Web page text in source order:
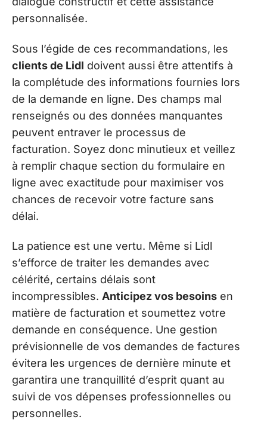
personnalisée.
Sous l’égide de ces recommandations, les
clients de Lidl doivent aussi être attentifs à
la complétude des informations fournies lors
de la demande en ligne. Des champs mal
renseignés ou des données manquantes
peuvent entraver le processus de
facturation. Soyez donc minutieux et veillez
à remplir chaque section du formulaire en
ligne avec exactitude pour maximiser vos
chances de recevoir votre facture sans
délai.
La patience est une vertu. Même si Lidl
s’efforce de traiter les demandes avec
célérité, certains délais sont
incompressibles. Anticipez vos besoins en
matière de facturation et soumettez votre
demande en conséquence. Une gestion
prévisionnelle de vos demandes de factures
évitera les urgences de dernière minute et
garantira une tranquillité d’esprit quant au
suivi de vos dépenses professionnelles ou
personnelles.